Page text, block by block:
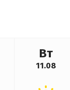
Вт
11.08